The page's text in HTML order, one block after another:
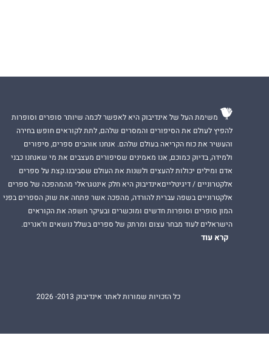
משימת העל של אינדיבוק היא לאפשר לכמה שיותר סופרים וסופרות
להפיץ לעולם את הסיפורים והמסרים שלהם, לתת לקוראים חופש בחירה
והעשיר את כוח הקריאה בעולם שלהם. אנחנו אוהבים ספרים, סיפורים
ולמידה, בדיוק כמוכם, אנו מאמינים שסיפורים מעצבים את מי שאנחנו כבני
אדם ומילים יכולות להעצים ולשנות את העולם שסביבנו.קצת על ספרים
אלקטרוניים / דיגיטלייםאינדיבוק היא חלק אינטגראלי מהמהפכה של ספרים
אלקטרוניים בשפה עברית להורדה, מהפכה אשר פתחה את שוק הספרים בפני
המון סופרים וסופרות חדשים ומוכשרים ובעיקר חשפה את הקוראים
הישראלים לעוד מבחר עצום ומרתק של ספרים בשלל נושאים וז'אנרים.
קרא עוד
כל הזכויות שמורות לאתר אינדיבוק 2013- 2026